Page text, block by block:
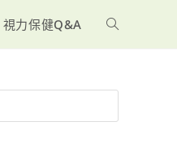
視力保健Q&A